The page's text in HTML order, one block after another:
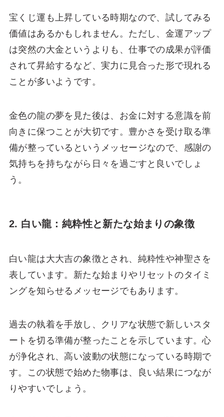
宝くじ運も上昇している時期なので、試してみる
価値はあるかもしれません。ただし、金運アップ
は突然の大金というよりも、仕事での成果が評価
されて昇給するなど、実力に見合った形で現れる
ことが多いようです。
金色の龍の夢を見た後は、お金に対する意識を前
向きに保つことが大切です。豊かさを受け取る準
備が整っているというメッセージなので、感謝の
気持ちを持ちながら日々を過ごすと良いでしょ
う。
2. 白い龍：純粋性と新たな始まりの象徴
白い龍は大大吉の象徴とされ、純粋性や神聖さを
表しています。新たな始まりやリセットのタイミ
ングを知らせるメッセージでもあります。
過去の執着を手放し、クリアな状態で新しいスタ
ートを切る準備が整ったことを示しています。心
が浄化され、高い波動の状態になっている時期で
す。この状態で始めた物事は、良い結果につなが
りやすいでしょう。